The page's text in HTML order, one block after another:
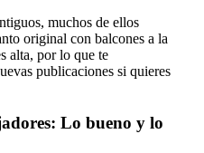
muchos de ellos
original con balcones a la
alta, por lo que te
publicaciones si quieres
Lo bueno y lo